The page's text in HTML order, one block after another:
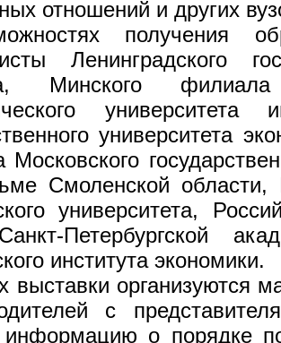
отношений и других
получения
Ленинградского
Минского филиала
университета
Смоленской области,
университета,
Петербургской
института экономики.
выставки организуются
с
информацию о порядке